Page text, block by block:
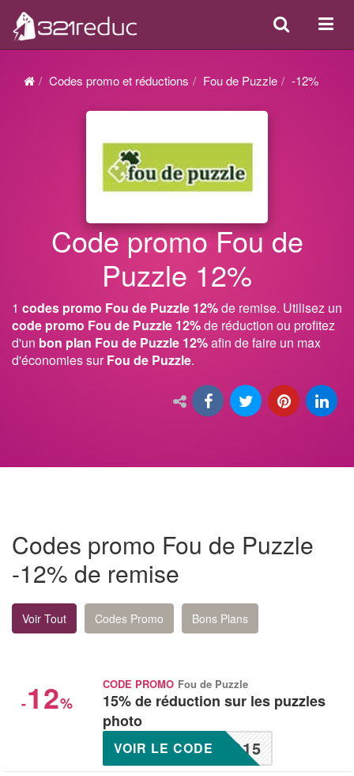
ou
Search
Codes promo et réductions Fou de Puzzle -12%
Code promo Fou de
Puzzle 12%
1 codes promo Fou de Puzzle 12%de remise. Utilisez un
code promo Fou de Puzzle 12%de réduction ou profitez
d'un bon plan Fou de Puzzle 12%afin de faire un max
d'économies surFou de Puzzle.
Codes promo Fou de Puzzle
-12% de remise
Voir Tout Codes Promo Bons Plans
-12%
CODE PROMO Fou de Puzzle
15% de réduction sur les puzzles
photo
O15
VOIR LE CODE